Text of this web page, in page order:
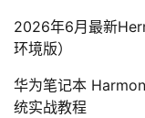
2026年6月最新
环境版）
华为笔记本
统实战教程